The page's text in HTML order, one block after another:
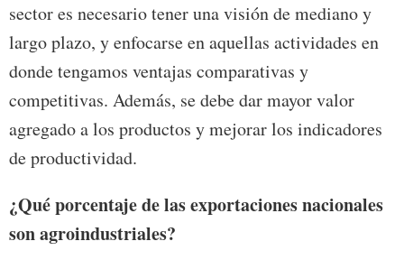
sector es necesario tener una visión de mediano y
largo plazo, y enfocarse en aquellas actividades en
donde tengamos ventajas comparativas y
competitivas. Además, se debe dar mayor valor
agregado a los productos y mejorar los indicadores
de productividad.
¿Qué porcentaje de las exportaciones nacionales
son agroindustriales?